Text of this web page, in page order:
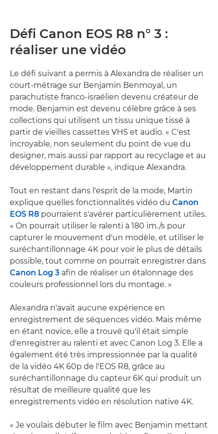
Défi Canon EOS R8 n° 3 :
réaliser une vidéo
Le défi suivant a permis à Alexandra de réaliser un
court-métrage sur Benjamin Benmoyal, un
parachutiste franco-israélien devenu créateur de
mode. Benjamin est devenu célèbre grâce à ses
collections qui utilisent un tissu unique tissé à
partir de vieilles cassettes VHS et audio. « C'est
incroyable, non seulement du point de vue du
designer, mais aussi par rapport au recyclage et au
développement durable », indique Alexandra.
Tout en restant dans l'esprit de la mode, Martin
explique quelles fonctionnalités vidéo du Canon
EOS R8 pourraient s'avérer particulièrement utiles.
« On pourrait utiliser le ralenti à 180 im./s pour
capturer le mouvement d'un modèle, et utiliser le
suréchantillonnage 4K pour voir le plus de détails
possible, tout comme on pourrait enregistrer dans
Canon Log 3 afin de réaliser un étalonnage des
couleurs professionnel lors du montage. »
Alexandra n'avait aucune expérience en
enregistrement de séquences vidéo. Mais même
en étant novice, elle a trouvé qu'il était simple
d'enregistrer au ralenti et avec Canon Log 3. Elle a
également été très impressionnée par la qualité
de la vidéo 4K 60p de l'EOS R8, grâce au
suréchantillonnage du capteur 6K qui produit un
résultat de meilleure qualité que les
enregistrements vidéo en résolution native 4K.
« Je voulais débuter le film avec Benjamin mettant